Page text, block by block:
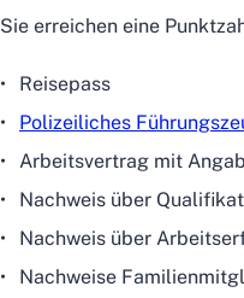
Sie erreichen eine
Reisepass
Polizeiliches
Arbeitsvertrag mit
Nachweis über
Nachweis über
Nachweise